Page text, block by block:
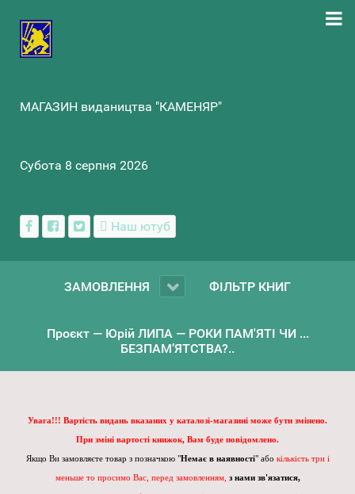
МАГАЗИН видаництва "КАМЕНЯР"
Субота 8 серпня 2026
Наш ютуб
ЗАМОВЛЕННЯ ФІЛЬТР КНИГ
Проєкт — Юрій ЛИПА — РОКИ ПАМ'ЯТІ ЧИ ...
БЕЗПАМ’ЯТСТВА?..
Увага!!! Вартість видань вказаних у каталозі-магазині може бути змінено.
При зміні вартості книжок, Вам буде повідомлено.
Якщо Ви замовляєте товар з позначкою "Немає в наявності" або кількість три і
меньше то просимо Вас, перед замовленням, з нами зв'язатися,